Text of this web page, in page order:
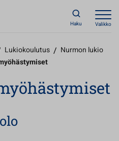
Haku Valikko
Lukiokoulutus / Nurmon lukio